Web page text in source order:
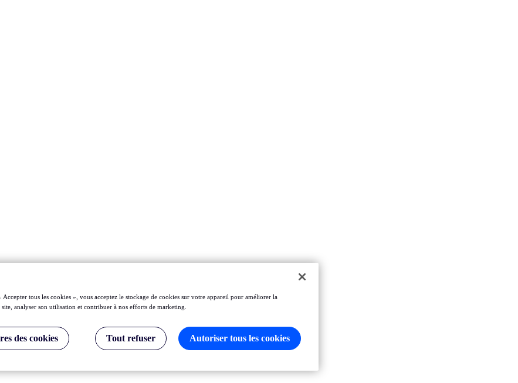
tous les cookies », vous acceptez le stockage de cookies sur votre appareil pour améliorer la
analyser son utilisation et contribuer à nos efforts de marketing.
des cookies Tout refuser Autoriser tous les cookies